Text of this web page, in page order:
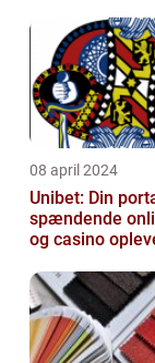
08 april 2024
Unibet: Din
spændende
og casino